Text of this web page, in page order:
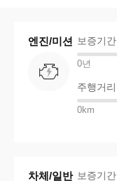
엔진/미션 보증기간
0년
주행거리
0km
차체/일반 보증기간